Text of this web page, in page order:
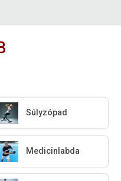
Súlyzópad
Medicinlabda